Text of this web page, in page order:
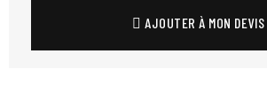
AJOUTER À MON DEVIS